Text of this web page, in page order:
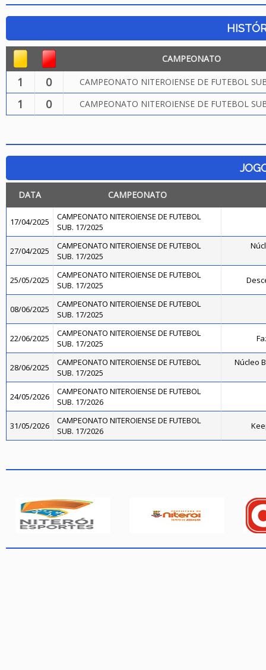
CAMPEONATO
1 0 CAMPEONATO NITEROIENSE DE FUTEBOL
1 0 CAMPEONATO NITEROIENSE DE FUTEBOL
DATA CAMPEONATO
17/04/2025
CAMPEONATO NITEROIENSE DE FUTEBOL
SUB. 17/2025
27/04/2025
CAMPEONATO NITEROIENSE DE FUTEBOL
SUB. 17/2025
25/05/2025
CAMPEONATO NITEROIENSE DE FUTEBOL
SUB. 17/2025
08/06/2025
CAMPEONATO NITEROIENSE DE FUTEBOL
SUB. 17/2025
22/06/2025
CAMPEONATO NITEROIENSE DE FUTEBOL
SUB. 17/2025
28/06/2025
CAMPEONATO NITEROIENSE DE FUTEBOL
SUB. 17/2025
Núcleo
24/05/2026
CAMPEONATO NITEROIENSE DE FUTEBOL
SUB. 17/2026
31/05/2026
CAMPEONATO NITEROIENSE DE FUTEBOL
SUB. 17/2026